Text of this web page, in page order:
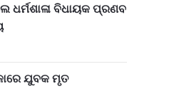
ଧର୍ମଶାଳା ବିଧାୟକ ପ୍ରଣବ
ଯୁବକ ମୃତ